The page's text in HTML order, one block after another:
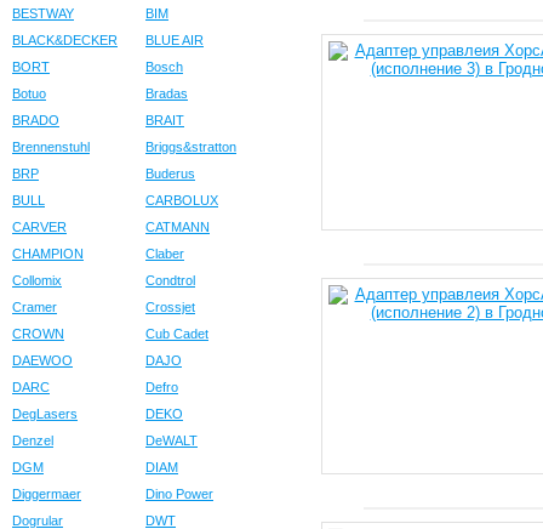
BESTWAY
BIM
BLACK&DECKER
BLUE AIR
BORT
Bosch
Botuo
Bradas
BRADO
BRAIT
Brennenstuhl
Briggs&stratton
BRP
Buderus
BULL
CARBOLUX
CARVER
CATMANN
CHAMPION
Claber
Collomix
Condtrol
Cramer
Crossjet
CROWN
Cub Cadet
DAEWOO
DAJO
DARC
Defro
DegLasers
DEKO
Denzel
DeWALT
DGM
DIAM
Diggermaer
Dino Power
Dogrular
DWT